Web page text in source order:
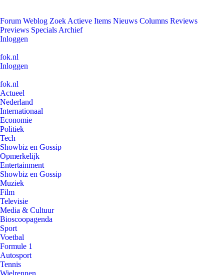
Forum Weblog Zoek Actieve Items Nieuws Columns Reviews
Previews Specials Archief
Inloggen
fok.nl
Inloggen
fok.nl
Actueel
Nederland
Internationaal
Economie
Politiek
Tech
Showbiz en Gossip
Opmerkelijk
Entertainment
Showbiz en Gossip
Muziek
Film
Televisie
Media & Cultuur
Bioscoopagenda
Sport
Voetbal
Formule 1
Autosport
Tennis
Wielrennen